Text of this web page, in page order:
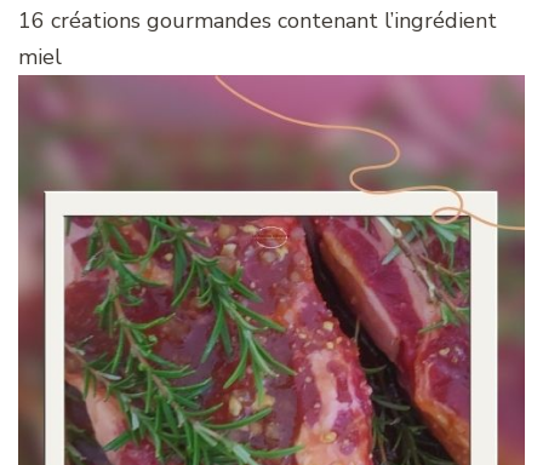
16 créations gourmandes contenant l’ingrédient
miel